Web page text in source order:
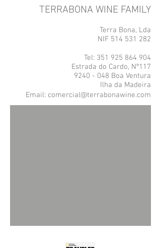
TERRABONA WINE FAMILY
Terra Bona, Lda
NIF 514 531 282
Tel: 351 925 864 904
Estrada do Cardo, Nº117
9240 - 048 Boa Ventura
Ilha da Madeira
Email: comercial@terrabonawine.com